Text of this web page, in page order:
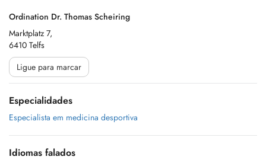
Ordination Dr. Thomas Scheiring
Marktplatz 7,
6410 Telfs
Ligue para marcar
Especialidades
Especialista em medicina desportiva
Idiomas falados